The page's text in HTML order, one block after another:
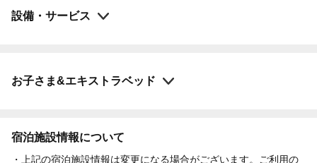
設備・サービス
お子さま&エキストラベッド
宿泊施設情報について
・上記の宿泊施設情報は変更になる場合がございます。ご利用の